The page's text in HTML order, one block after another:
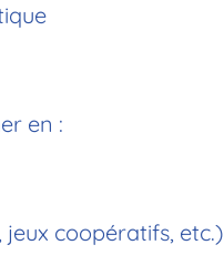
en :
coopératifs, etc.)